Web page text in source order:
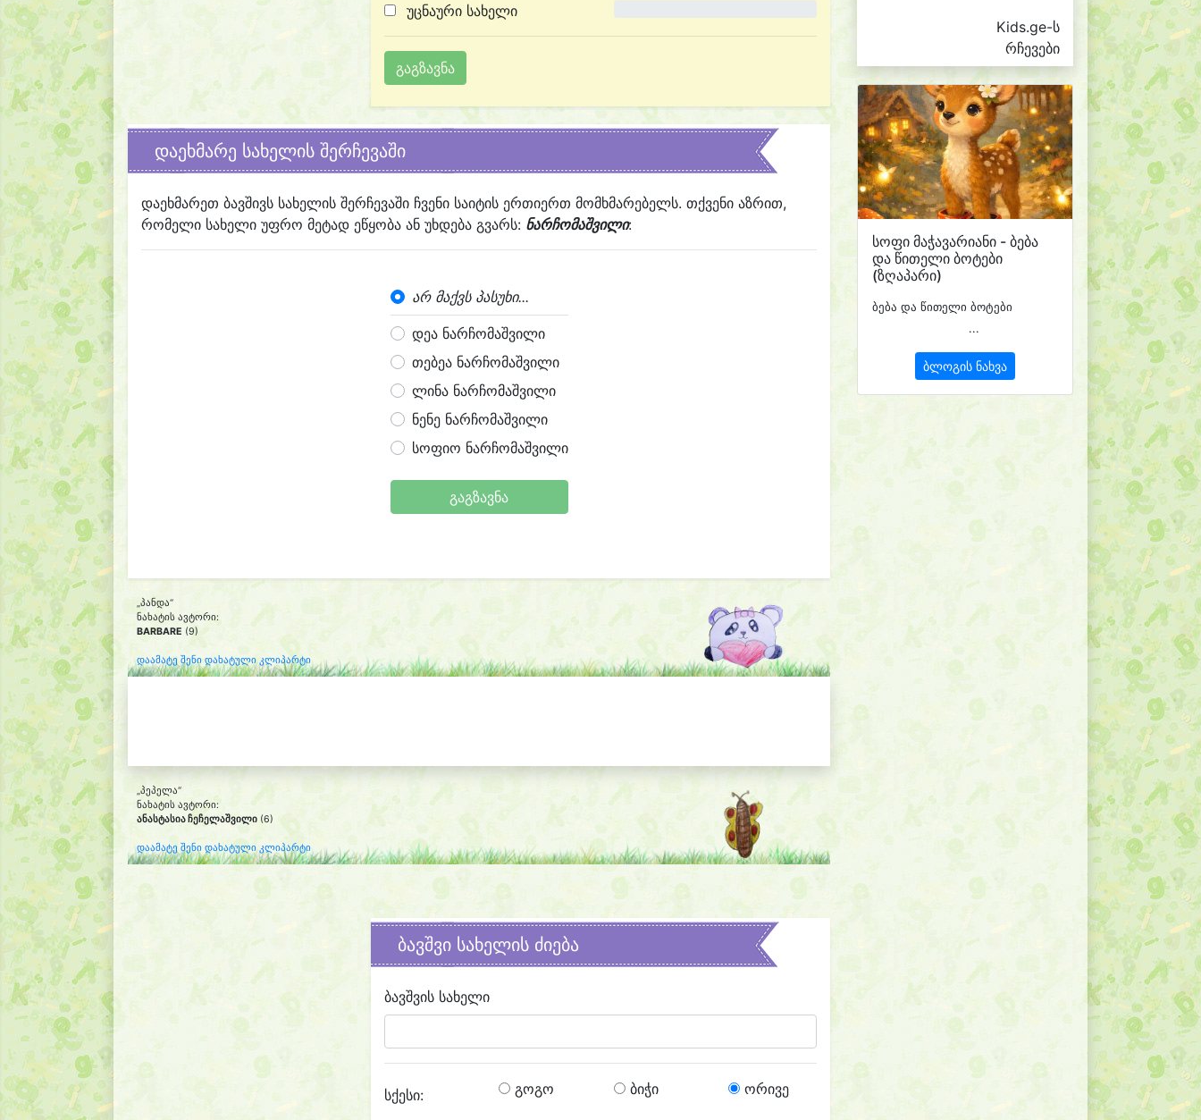
უცნაური სახელი
დაეხმარე სახელის შერჩევაში
დაეხმარეთ ბავშივს სახელის შერჩევაში ჩვენი საიტის ერთიერთ მომხმარებელს. თქვენი აზრით,
რომელი სახელი უფრო მეტად ეწყობა ან უხდება გვარს: ნარჩომაშვილი:
არ მაქვს პასუხი...
დეა ნარჩომაშვილი
თებეა ნარჩომაშვილი
ლინა ნარჩომაშვილი
ნენე ნარჩომაშვილი
სოფიო ნარჩომაშვილი
გაგზავნა
„პანდა“
ნახატის ავტორი:
BARBARE (9)
დაამატე შენი დახატული კლიპარტი
„პეპელა“
ნახატის ავტორი:
ანასტასია ჩეჩელაშვილი (6)
დაამატე შენი დახატული კლიპარტი
ბავშვი სახელის ძიება
ბავშვის სახელი
სქესი: გოგო ბიჭი ორივე
Kids.ge-ს
რჩევები
სოფი მაჭავარიანი - ბება
და წითელი ბოტები
(ზღაპარი)
ბება და წითელი ბოტები
...
ბლოგის ნახვა